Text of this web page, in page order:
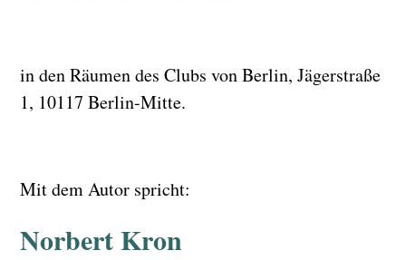
in den Räumen des Clubs von Berlin, Jägerstraße
1, 10117 Berlin-Mitte.
Mit dem Autor spricht:
Norbert Kron